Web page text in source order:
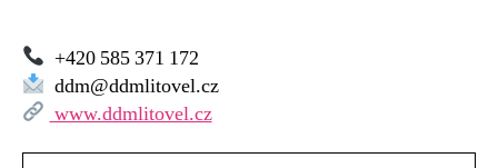
+420 585 371 172
ddm@ddmlitovel.cz
www.ddmlitovel.cz